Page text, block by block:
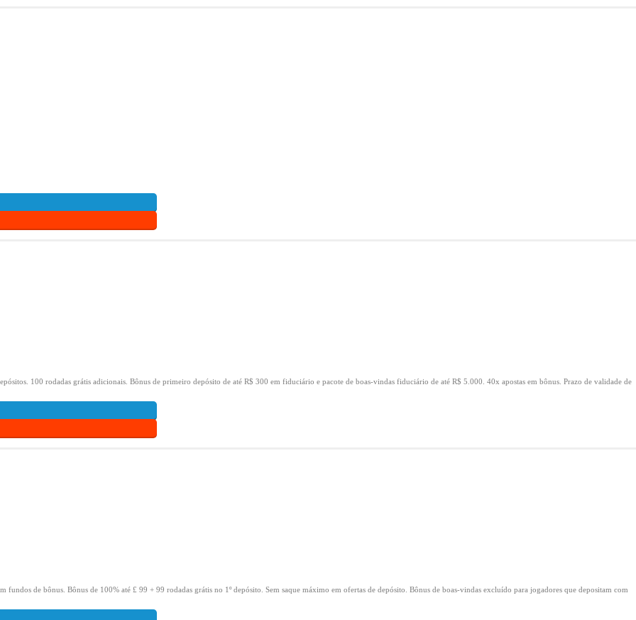
100 rodadas grátis adicionais. Bônus de primeiro depósito de até R$ 300 em fiduciário e pacote de boas-vindas fiduciário de até R$ 5.000. 40x apostas em bônus. Prazo de validade de
fundos de bônus. Bônus de 100% até £ 99 + 99 rodadas grátis no 1º depósito. Sem saque máximo em ofertas de depósito. Bônus de boas-vindas excluído para jogadores que depositam com